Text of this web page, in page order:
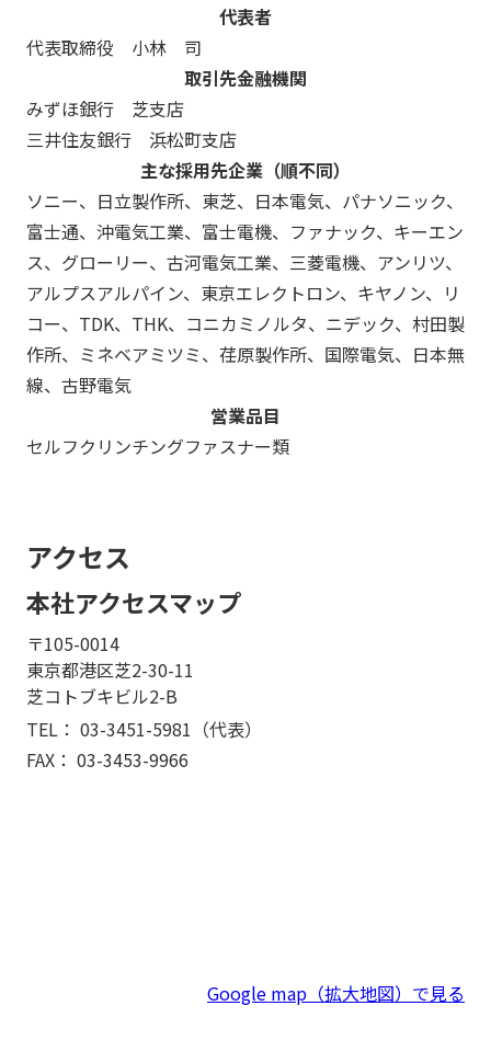
代表者
代表取締役 小林 司
取引先金融機関
みずほ銀行 芝支店
三井住友銀行 浜松町支店
主な採用先企業（順不同）
ソニー、日立製作所、東芝、日本電気、パナソニック、
富士通、沖電気工業、富士電機、ファナック、キーエン
ス、グローリー、古河電気工業、三菱電機、アンリツ、
アルプスアルパイン、東京エレクトロン、キヤノン、リ
コー、TDK、THK、コニカミノルタ、ニデック、村田製
作所、ミネベアミツミ、荏原製作所、国際電気、日本無
線、古野電気
営業品目
セルフクリンチングファスナー類
アクセス
本社アクセスマップ
〒105-0014
東京都港区芝2-30-11
芝コトブキビル2-B
TEL： 03-3451-5981 （代表）
FAX： 03-3453-9966
Google map（拡大地図）で見る